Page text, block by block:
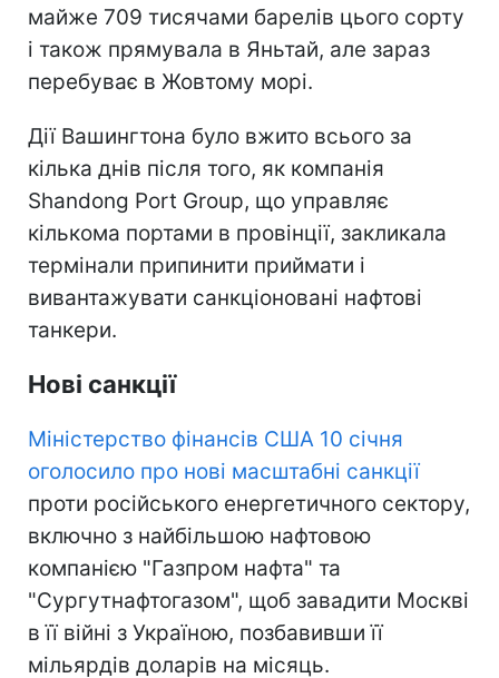
майже 709 тисячами барелів цього сорту
і також прямувала в Яньтай, але зараз
перебуває в Жовтому морі.
Дії Вашингтона було вжито всього за
кілька днів після того, як компанія
Shandong Port Group, що управляє
кількома портами в провінції, закликала
термінали припинити приймати і
вивантажувати санкціоновані нафтові
танкери.
Нові санкції
Міністерство фінансів США 10 січня
оголосило про нові масштабні санкції
проти російського енергетичного сектору,
включно з найбільшою нафтовою
компанією "Газпром нафта" та
"Сургутнафтогазом", щоб завадити Москві
в її війні з Україною, позбавивши її
мільярдів доларів на місяць.